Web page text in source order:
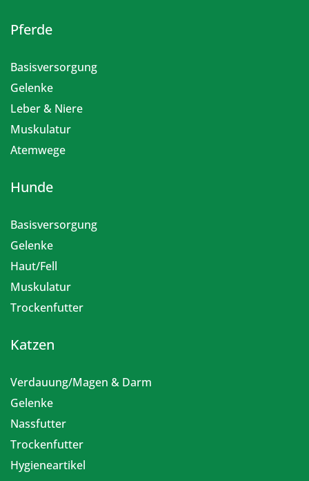
Pferde
Basisversorgung
Gelenke
Leber & Niere
Muskulatur
Atemwege
Hunde
Basisversorgung
Gelenke
Haut/Fell
Muskulatur
Trockenfutter
Katzen
Verdauung/Magen & Darm
Gelenke
Nassfutter
Trockenfutter
Hygieneartikel